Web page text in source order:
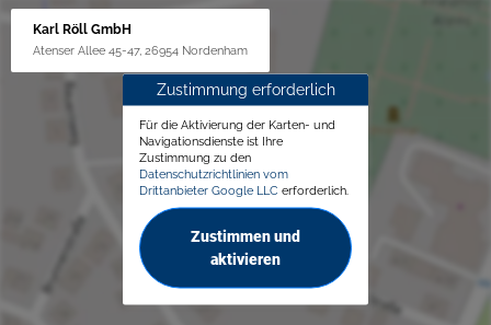
Karl Röll GmbH
Atenser Allee 45-47, 26954 Nordenham
Zustimmung erforderlich
Für die Aktivierung der Karten- und
Navigationsdienste ist Ihre
Zustimmung zu den
Datenschutzrichtlinien vom
Drittanbieter Google LLC erforderlich.
Zustimmen und
aktivieren